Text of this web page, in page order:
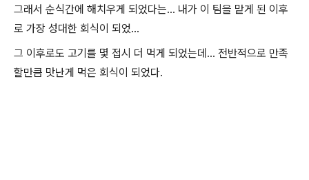
그래서 순식간에 해치우게 되었다는... 내가 이 팀을 맡게 된 이후
로 가장 성대한 회식이 되었...
그 이후로도 고기를 몇 접시 더 먹게 되었는데... 전반적으로 만족
할만큼 맛난게 먹은 회식이 되었다.